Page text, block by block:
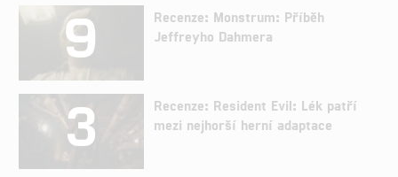
9
Recenze: Monstrum: Příběh
Jeffreyho Dahmera
3
Recenze: Resident Evil: Lék patří
mezi nejhorší herní adaptace